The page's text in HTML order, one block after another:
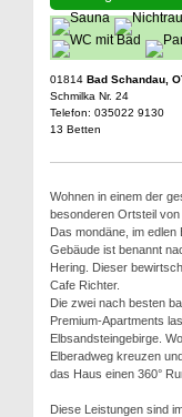
01814 Bad Schandau,
Schmilka Nr. 24
Telefon: 035022 9130
13 Betten
Wohnen in einem der
besonderen Ortsteil von
Das mondäne, im
Gebäude ist benannt
Hering. Dieser
Cafe Richter.
Die zwei nach besten
Premium-Apartments
Elbsandsteingebirge.
Elberadweg kreuzen
das Haus einen 360°
Diese Leistungen sind